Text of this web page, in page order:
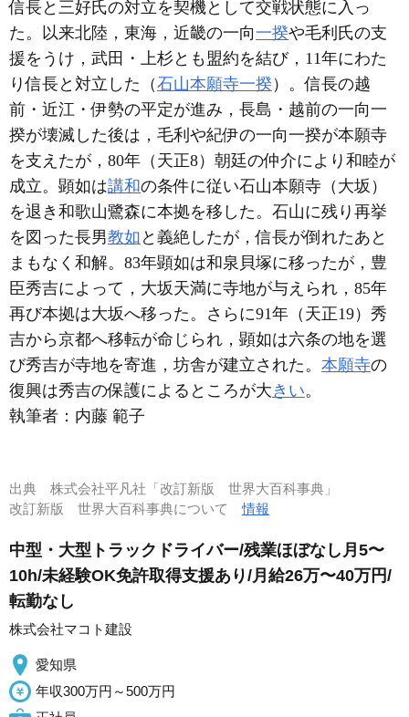
信長と三好氏の対立を契機として交戦状態に入っ
た。以来北陸，東海，近畿の一向一揆や毛利氏の支
援をうけ，武田・上杉とも盟約を結び，11年にわた
り信長と対立した（石山本願寺一揆 ）。信長の越
前・近江・伊勢の平定が進み，長島・越前の一向一
揆が壊滅した後は，毛利や紀伊の一向一揆が本願寺
を支えたが，80年（天正8）朝廷の仲介により和睦が
成立。顕如は講和の条件に従い石山本願寺（大坂）
を退き和歌山鷺森に本拠を移した。石山に残り再挙
を図った長男教如 と義絶したが，信長が倒れたあと
まもなく和解。83年顕如は和泉貝塚に移ったが，豊
臣秀吉によって，大坂天満に寺地が与えられ，85年
再び本拠は大坂へ移った。さらに91年（天正19）秀
吉から京都へ移転が命じられ，顕如は六条の地を選
び秀吉が寺地を寄進，坊舎が建立された。 本願寺の
復興は秀吉の保護によるところが大きい。
執筆者： 内藤 範子
出典 株式会社平凡社「改訂新版 世界大百科事典」
改訂新版 世界大百科事典について情報
中型・大型トラックドライバー/残業ほぼなし月5〜
10h/未経験OK免許取得支援あり/月給26万〜40万円/
転勤なし
株式会社マコト建設
愛知県
年収300万円～500万円